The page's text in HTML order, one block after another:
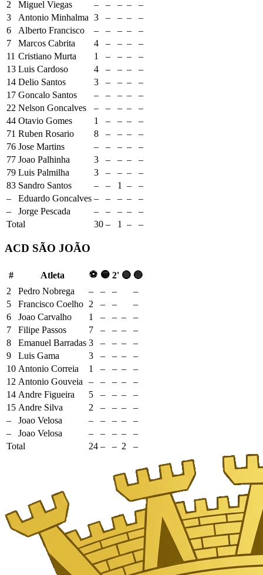
2
Miguel Viegas – – – –
–
3
Antonio Minhalma 3 – – –
–
6
Alberto Francisco – – – –
–
7
Marcos Cabrita 4 – – –
–
11 Cristiano Murta 1 – – –
–
13 Luis Cardoso 4 – – –
–
14 Delio Santos 3 – – –
–
17 Goncalo Santos – – – –
–
22 Nelson Goncalves – – – –
–
44 Otavio Gomes 1 – – –
–
71 Ruben Rosario 8 – – –
–
76 Jose Martins – – – –
–
77 Joao Palhinha 3 – – –
–
79 Luis Palmilha 3 – – –
–
83 Sandro Santos – – 1 –
–
–
Eduardo Goncalves – – – –
–
–
Jorge Pescada – – – –
–
Total
30 – 1 – –
ACD SÃO JOÃO
# Atleta ⚽ 🟡 2' 🔴 🔵
2
Pedro Nobrega – – –
–
5
Francisco Coelho 2 – –
–
6
Joao Carvalho 1 – – –
–
7
Filipe Passos 7 – – –
–
8
Emanuel Barradas 3 – – –
–
9
Luis Gama 3 – – –
–
10 Antonio Correia 1 – – –
–
12 Antonio Gouveia – – – –
–
14 Andre Figueira 5 – – –
–
15 Andre Silva 2 – – –
–
–
Joao Velosa – – – –
–
–
Joao Velosa – – – –
–
Total
24 – – 2 –